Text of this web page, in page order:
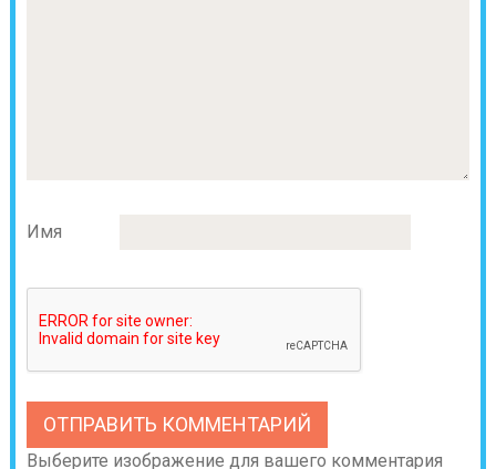
Имя
Выберите изображение для вашего комментария